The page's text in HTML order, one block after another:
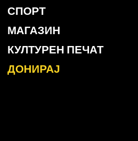
СПОРТ
МАГАЗИН
КУЛТУРЕН ПЕЧАТ
ДОНИРАЈ